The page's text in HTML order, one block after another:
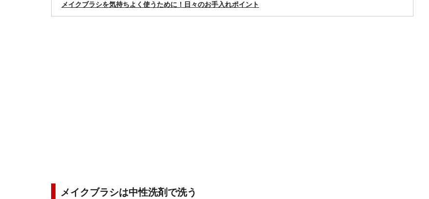
メイクブラシを気持ちよく使うために！日々のお手入れポイント
メイクブラシは中性洗剤で洗う